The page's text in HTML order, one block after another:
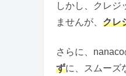
しかし、クレジ
ませんが、 クレ
さらに、
ずに、スムーズ